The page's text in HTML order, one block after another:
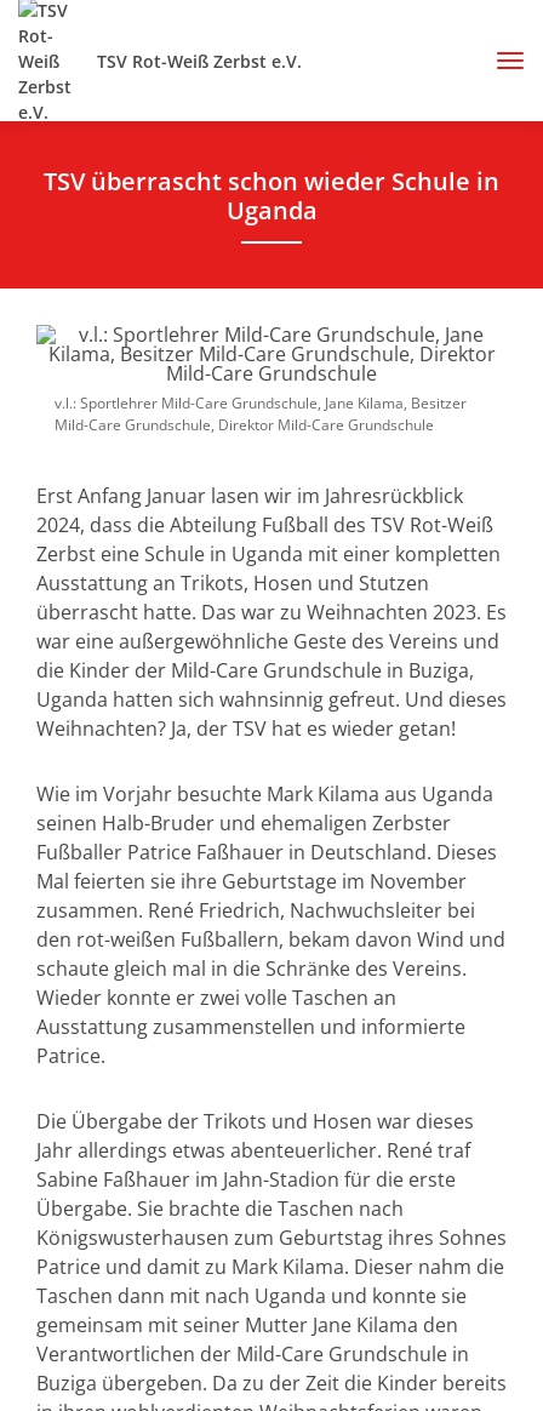
TSV Rot-Weiß Zerbst e.V.
TSV überrascht schon wieder Schule in
Uganda
v.l.: Sportlehrer Mild-Care Grundschule, Jane Kilama, Besitzer
Mild-Care Grundschule, Direktor Mild-Care Grundschule
Erst Anfang Januar lasen wir im Jahresrückblick
2024, dass die Abteilung Fußball des TSV Rot-Weiß
Zerbst eine Schule in Uganda mit einer kompletten
Ausstattung an Trikots, Hosen und Stutzen
überrascht hatte. Das war zu Weihnachten 2023. Es
war eine außergewöhnliche Geste des Vereins und
die Kinder der Mild-Care Grundschule in Buziga,
Uganda hatten sich wahnsinnig gefreut. Und dieses
Weihnachten? Ja, der TSV hat es wieder getan!
Wie im Vorjahr besuchte Mark Kilama aus Uganda
seinen Halb-Bruder und ehemaligen Zerbster
Fußballer Patrice Faßhauer in Deutschland. Dieses
Mal feierten sie ihre Geburtstage im November
zusammen. René Friedrich, Nachwuchsleiter bei
den rot-weißen Fußballern, bekam davon Wind und
schaute gleich mal in die Schränke des Vereins.
Wieder konnte er zwei volle Taschen an
Ausstattung zusammenstellen und informierte
Patrice.
Die Übergabe der Trikots und Hosen war dieses
Jahr allerdings etwas abenteuerlicher. René traf
Sabine Faßhauer im Jahn-Stadion für die erste
Übergabe. Sie brachte die Taschen nach
Königswusterhausen zum Geburtstag ihres Sohnes
Patrice und damit zu Mark Kilama. Dieser nahm die
Taschen dann mit nach Uganda und konnte sie
gemeinsam mit seiner Mutter Jane Kilama den
Verantwortlichen der Mild-Care Grundschule in
Buziga übergeben. Da zu der Zeit die Kinder bereits